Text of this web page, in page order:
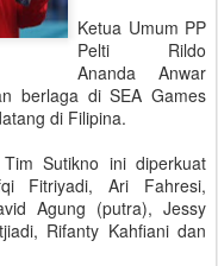
Ketua Umum PP
Pelti Rildo
Ananda Anwar
berlaga di SEA Games
di Filipina.
Sutikno ini diperkuat
Fitriyadi, Ari Fahresi,
Agung (putra), Jessy
Rifanty Kahfiani dan